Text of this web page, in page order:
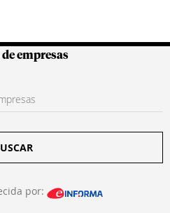
Colombianas
empresas
por: